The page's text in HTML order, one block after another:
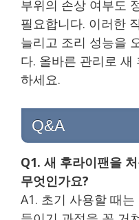
부위의 손상 여부도
필요합니다. 이러한
늘리고 조리 성능을
다. 올바른 관리로
하세요.
Q&A
Q1. 새 후라이팬을
무엇인가요?
A1. 초기 사용할 때